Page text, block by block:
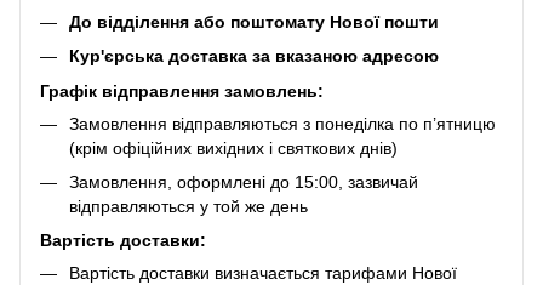
До відділення або поштомату Нової пошти
Кур'єрська доставка за вказаною адресою
Графік відправлення замовлень:
Замовлення відправляються з понеділка по п’ятницю
(крім офіційних вихідних і святкових днів)
Замовлення, оформлені до 15:00, зазвичай
відправляються у той же день
Вартість доставки:
Вартість доставки визначається тарифами Нової